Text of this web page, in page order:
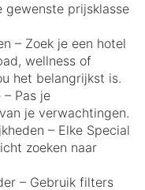
gewenste prijsklasse
– Zoek je een hotel
wellness of
het belangrijkst is.
Pas je
je verwachtingen.
– Elke Special
zoeken naar
– Gebruik filters